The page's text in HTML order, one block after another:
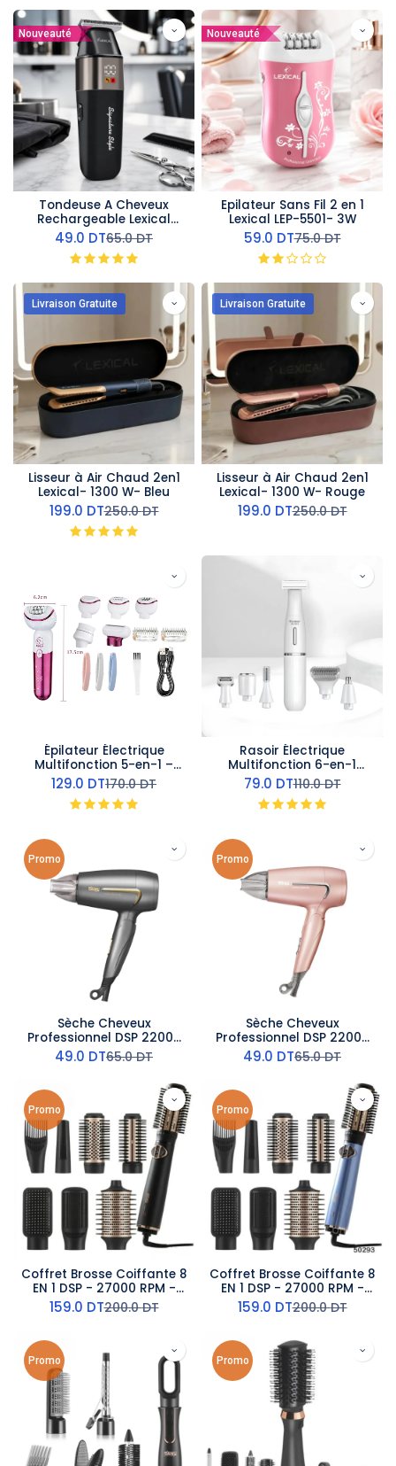
Nouveauté
Tondeuse A Cheveux
Rechargeable Lexical
LHC-5636-5W
49.0 DT65.0DT
Nouveauté
Epilateur Sans Fil 2 en 1
Lexical LEP-5501- 3W
59.0 DT75.0DT
Livraison Gratuite
Lisseur à Air Chaud 2en1
Lexical- 1300 W- Bleu
199.0 DT250.0DT
Livraison Gratuite
Lisseur à Air Chaud 2en1
Lexical- 1300 W- Rouge
199.0 DT250.0DT
Épilateur Électrique
Multifonction 5-en-1 –
Kemei
129.0 DT170.0DT
Rasoir Électrique
Multifonction 6-en-1
Kemei
79.0 DT110.0DT
Promo
Sèche Cheveux
Professionnel DSP 22000
RPM - 1200W- Noir
49.0 DT65.0DT
Promo
Sèche Cheveux
Professionnel DSP 22000
RPM - 1200W- Rose
49.0 DT65.0DT
Promo
Coffret Brosse Coiffante 8
EN 1 DSP - 27000 RPM -
1000 W - Noir
159.0 DT200.0DT
Promo
Coffret Brosse Coiffante 8
EN 1 DSP - 27000 RPM -
1000 W - Bleu
159.0 DT200.0DT
Promo Promo